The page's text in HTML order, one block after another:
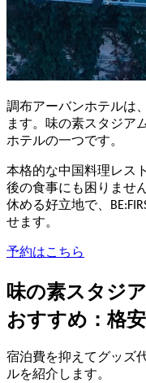
調布アーバンホテルは
ます。味の素スタジア
ホテルの一つです。
本格的な中国料理レス
後の食事にも困りませ
休める好立地で、
せます。
予約はこちら
味の素スタジ
おすすめ：格
宿泊費を抑えてグッズ
ルを紹介します。